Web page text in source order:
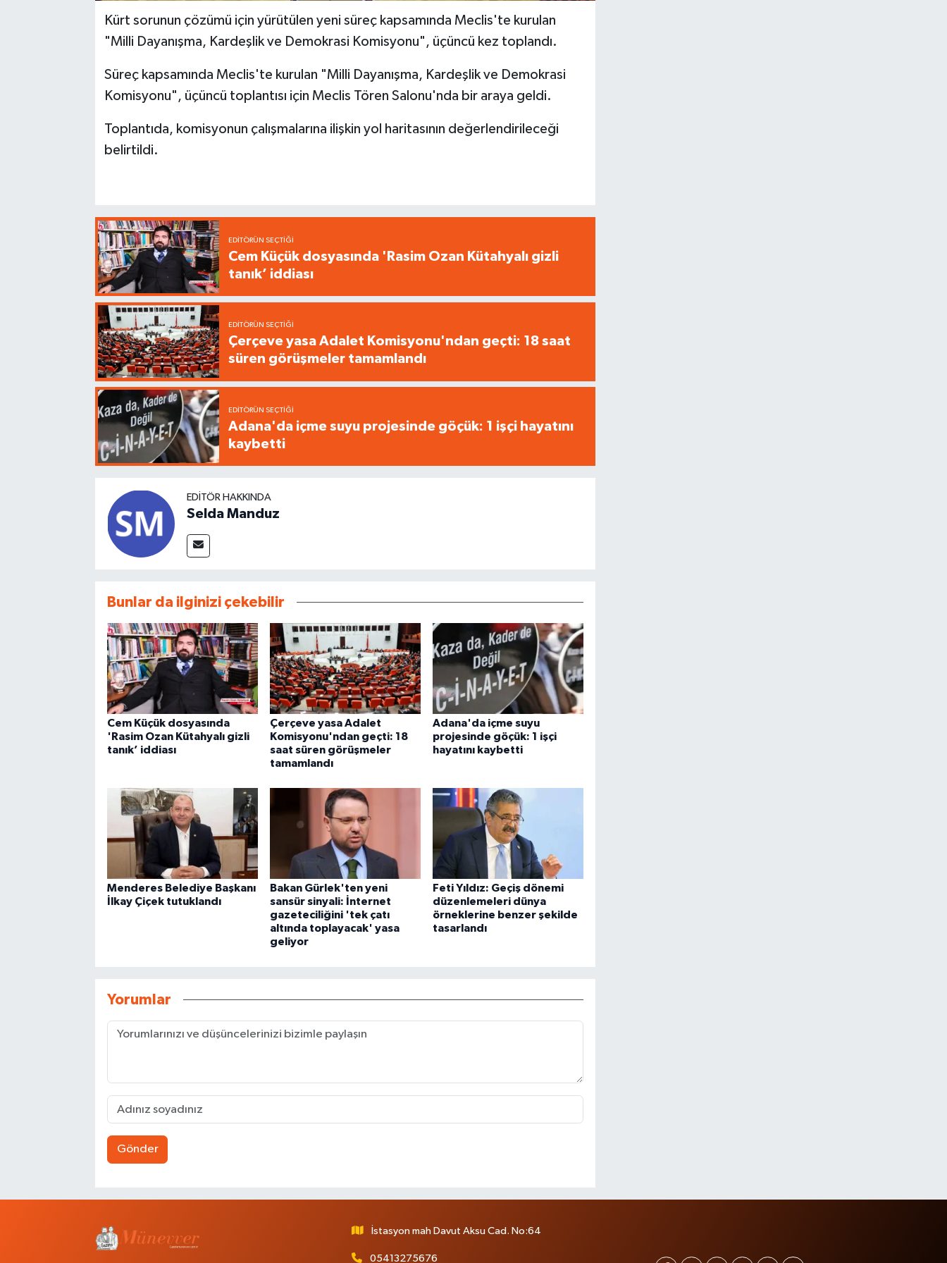
Kürt sorunun çözümü için yürütülen yeni süreç kapsamında Meclis'te kurulan
"Milli Dayanışma, Kardeşlik ve Demokrasi Komisyonu", üçüncü kez toplandı.
Süreç kapsamında Meclis'te kurulan "Milli Dayanışma, Kardeşlik ve Demokrasi
Komisyonu", üçüncü toplantısı için Meclis Tören Salonu'nda bir araya geldi.
Toplantıda, komisyonun çalışmalarına ilişkin yol haritasının değerlendirileceği
belirtildi.
EDITÖRÜN SEÇTIĞI
Cem Küçük dosyasında 'Rasim Ozan Kütahyalı gizli
tanık’ iddiası
EDITÖRÜN SEÇTIĞI
Çerçeve yasa Adalet Komisyonu'ndan geçti: 18 saat
süren görüşmeler tamamlandı
EDITÖRÜN SEÇTIĞI
Adana'da içme suyu projesinde göçük: 1 işçi hayatını
kaybetti
EDITÖR HAKKINDA
Selda Manduz
Bunlar da ilginizi çekebilir
Cem Küçük dosyasında
'Rasim Ozan Kütahyalı gizli
tanık’ iddiası
Çerçeve yasa Adalet
Komisyonu'ndan geçti: 18
saat süren görüşmeler
tamamlandı
Adana'da içme suyu
projesinde göçük: 1 işçi
hayatını kaybetti
Menderes Belediye Başkanı
İlkay Çiçek tutuklandı
Bakan Gürlek'ten yeni
sansür sinyali: İnternet
gazeteciliğini 'tek çatı
altında toplayacak' yasa
geliyor
Feti Yıldız: Geçiş dönemi
düzenlemeleri dünya
örneklerine benzer şekilde
tasarlandı
Yorumlar
Gönder
İstasyon mah Davut Aksu Cad. No:64
05413275676